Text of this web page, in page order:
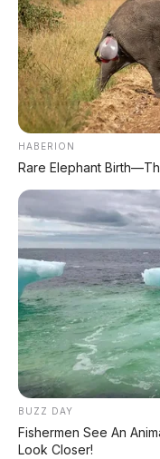
cepet 5-10
buat catetan:
listrik.
Pantau terus
motor terbaru!
📰
🦈 BYD Shark 6
Double cabin
🚆 Tiara
Masinis wanita
HABERION
Rare Elephant
BUZZ DAY
Fishermen See An
Look Closer!